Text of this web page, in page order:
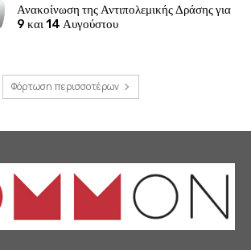
Ανακοίνωση της Αντιπολεμικής Δράσης για
9 και 14 Αυγούστου
Φόρτωση περισσοτέρων